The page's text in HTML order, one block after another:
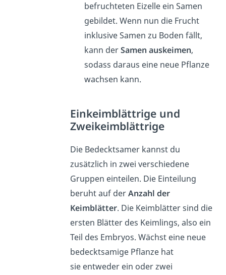
befruchteten Eizelle ein Samen
gebildet. Wenn nun die Frucht
inklusive Samen zu Boden fällt,
kann derSamen auskeimen,
sodass daraus eine neue Pflanze
wachsen kann.
Einkeimblättrige und
Zweikeimblättrige
Die Bedecktsamer kannst du
zusätzlich in zwei verschiedene
Gruppen einteilen. Die Einteilung
beruht auf derAnzahl der
Keimblätter. Die Keimblätter sind die
ersten Blätter des Keimlings, also ein
Teil des Embryos. Wächst eine neue
bedecktsamige Pflanze hat
sie entweder ein oder zwei